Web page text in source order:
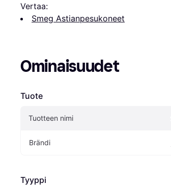
Vertaa:
Smeg Astianpesukoneet
Ominaisuudet
Tuote
Tuotteen nimi
Brändi
Tyyppi